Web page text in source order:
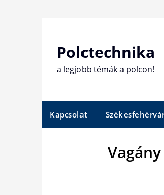
Polctechnika
a legjobb témák a polcon!
Kapcsolat